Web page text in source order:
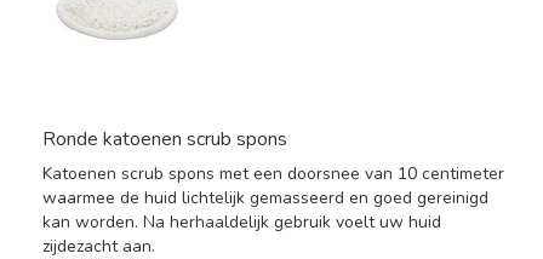
Ronde katoenen scrub spons
Katoenen scrub spons met een doorsnee van 10 centimeter
waarmee de huid lichtelijk gemasseerd en goed gereinigd
kan worden. Na herhaaldelijk gebruik voelt uw huid
zijdezacht aan.